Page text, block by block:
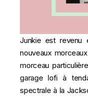
Junkie est revenu
nouveaux
morceau
garage lofi à
spectrale à la